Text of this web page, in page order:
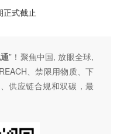
正式截止
”！聚焦中国, 放眼全球,
、禁限用物质、下
供应链合规和双碳，最